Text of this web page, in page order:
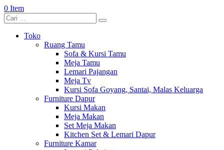
0 Item
Toko
Ruang Tamu
Sofa & Kursi Tamu
Meja Tamu
Lemari Pajangan
Meja Tv
Kursi Sofa Goyang, Santai, Malas Keluarga
Furniture Dapur
Kursi Makan
Meja Makan
Set Meja Makan
Kitchen Set & Lemari Dapur
Furniture Kamar